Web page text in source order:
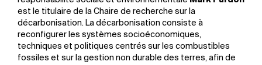
est le titulaire de la Chaire de recherche sur la
décarbonisation. La décarbonisation consiste à
reconfigurer les systèmes socioéconomiques,
techniques et politiques centrés sur les combustibles
fossiles et sur la gestion non durable des terres, afin de